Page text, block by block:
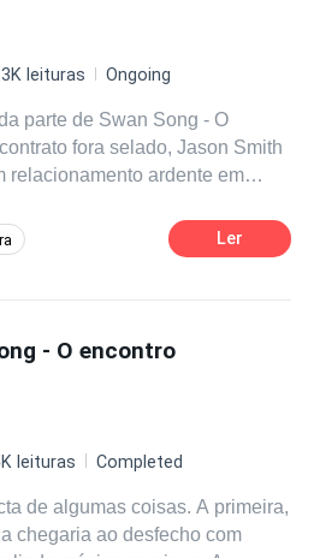
leituras Ongoing
parte de Swan Song - O
relacionamento ardente em
amistosa. Faíscas. Eles
passavam. Todos sabiam que
forças que conspiravam;
pressão de um câncer terminal
e um segredo que
Atriz
Ler
- O encontro
leituras Completed
de algumas coisas. A primeira,
chegaria ao desfecho com